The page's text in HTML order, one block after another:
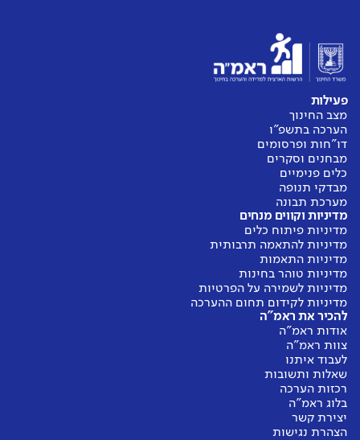
פעילות
מצב החינוך
הערכה בתשפ"ו
דו"חות ופרסומים
מבחנים וסקרים
כלים פנימיים
מבדקי תנופה
מערכת תבונה
מדיניות וקווים מנחים
מדיניות פיתוח כלים
מדיניות להתאמה תרבותית
מדיניות התאמות
מדיניות טוהר בחינות
מדיניות לשמירה על הפרטיות
מדיניות לקידום תחום ההערכה
להכיר את ראמ"ה
אודות ראמ"ה
צוות ראמ"ה
לעבוד איתנו
שאלות ותשובות
רכזות הערכה
בלוג ראמ"ה
יצירת קשר
הצהרת נגישות